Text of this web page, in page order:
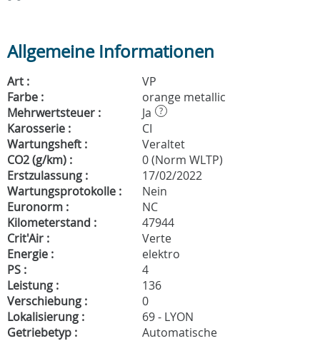
Allgemeine Informationen
Art :
VP
Farbe :
orange metallic
Mehrwertsteuer :
Ja ?
Karosserie :
CI
Wartungsheft :
Veraltet
CO2 (g/km) :
0 (Norm WLTP)
Erstzulassung :
17/02/2022
Wartungsprotokolle :
Nein
Euronorm :
NC
Kilometerstand :
47944
Crit'Air :
Verte
Energie :
elektro
PS :
4
Leistung :
136
Verschiebung :
0
Lokalisierung :
69 - LYON
Getriebetyp :
Automatische